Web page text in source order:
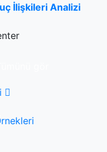
İlişkileri Analizi